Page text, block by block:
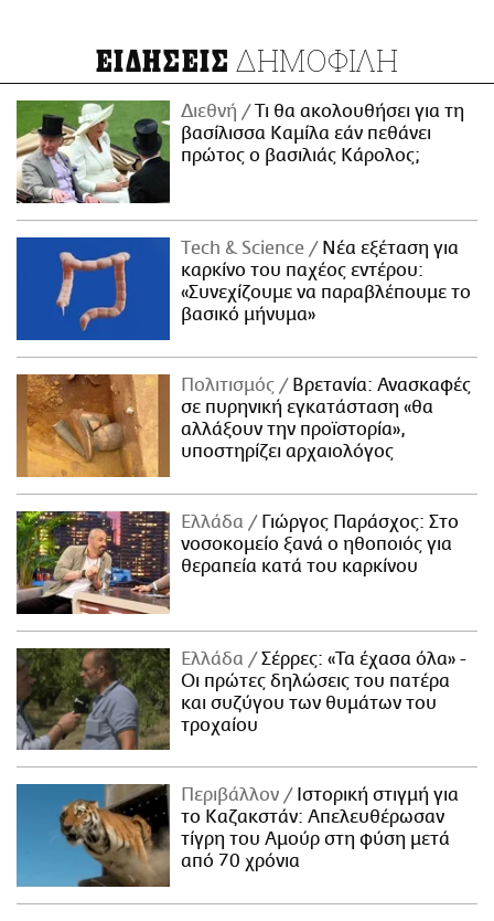
ΕΙΔΗΣΕΙΣ ΔΗΜΟΦΙΛΗ
Διεθνή
Τι θα ακολουθήσει για τη
βασίλισσα Καμίλα εάν πεθάνει
πρώτος ο βασιλιάς Κάρολος;
Τech & Science
Νέα εξέταση για
καρκίνο του παχέος εντέρου:
«Συνεχίζουμε να παραβλέπουμε το
βασικό μήνυμα»
Πολιτισμός
Βρετανία: Ανασκαφές
σε πυρηνική εγκατάσταση «θα
αλλάξουν την προϊστορία»,
υποστηρίζει αρχαιολόγος
Ελλάδα
Γιώργος Παράσχος: Στο
νοσοκομείο ξανά ο ηθοποιός για
θεραπεία κατά του καρκίνου
Ελλάδα
Σέρρες: «Τα έχασα όλα» -
Οι πρώτες δηλώσεις του πατέρα
και συζύγου των θυμάτων του
τροχαίου
Περιβάλλον
Ιστορική στιγμή για
το Καζακστάν: Απελευθέρωσαν
τίγρη του Αμούρ στη φύση μετά
από 70 χρόνια